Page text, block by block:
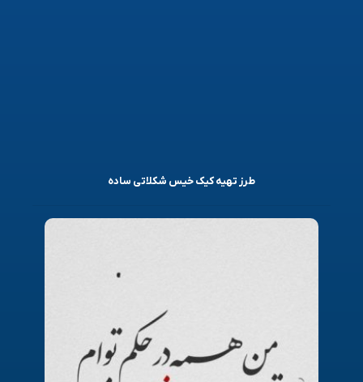
طرز تهیه کیک خیس شکلاتی ساده